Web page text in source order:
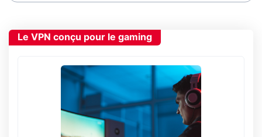
Le VPN conçu pour le gaming